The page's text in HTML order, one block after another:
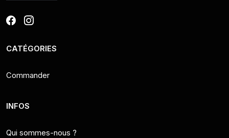
CATÉGORIES
Commander
INFOS
Qui sommes-nous ?